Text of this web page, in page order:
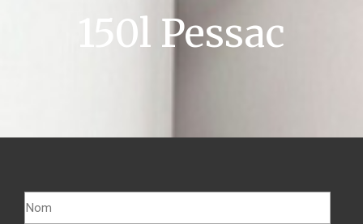
150l Pessac